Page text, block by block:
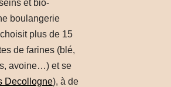
et bio-
boulangerie
plus de 15
de farines (blé,
avoine…) et se
Decollogne), à de